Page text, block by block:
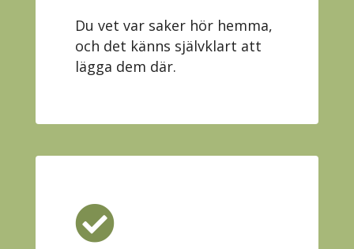
Du vet var saker hör hemma,
och det känns självklart att
lägga dem där.